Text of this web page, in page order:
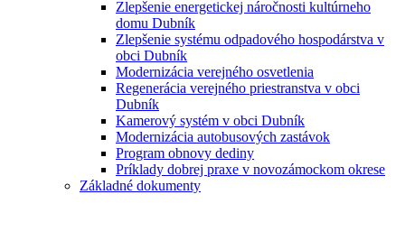
Zlepšenie energetickej náročnosti kultúrneho
domu Dubník
Zlepšenie systému odpadového hospodárstva v
obci Dubník
Modernizácia verejného osvetlenia
Regenerácia verejného priestranstva v obci
Dubník
Kamerový systém v obci Dubník
Modernizácia autobusových zastávok
Program obnovy dediny
Príklady dobrej praxe v novozámockom okrese
Základné dokumenty